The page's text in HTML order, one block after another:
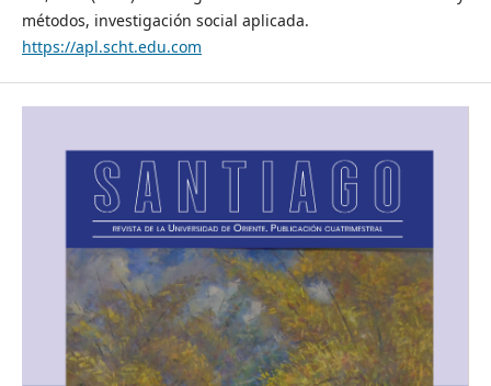
métodos, investigación social aplicada.
https://apl.scht.edu.com